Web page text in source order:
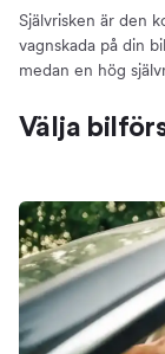
Självrisken är den
vagnskada på din
medan en hög
Välja